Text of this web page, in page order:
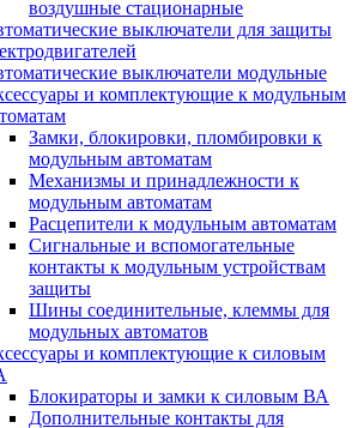
воздушные стационарные
выключатели для защиты
выключатели модульные
и комплектующие к модульным
Замки, блокировки, пломбировки к
модульным автоматам
Механизмы и принадлежности к
модульным автоматам
Расцепители к модульным автоматам
Сигнальные и вспомогательные
контакты к модульным устройствам
защиты
Шины соединительные, клеммы для
модульных автоматов
и комплектующие к силовым
Блокираторы и замки к силовым ВА
Дополнительные контакты для